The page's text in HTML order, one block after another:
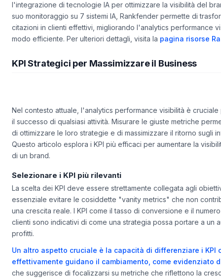
l'integrazione di tecnologie IA per ottimizzare la visibilità del
suo monitoraggio su 7 sistemi IA, Rankfender permette di
citazioni in clienti effettivi, migliorando l'analytics performance
modo efficiente. Per ulteriori dettagli, visita la pagina risorse
KPI Strategici per Massimizzare il Business
Nel contesto attuale, l'analytics performance visibilità è
il successo di qualsiasi attività. Misurare le giuste metriche
di ottimizzare le loro strategie e di massimizzare il ritorno sugli
Questo articolo esplora i KPI più efficaci per aumentare la
Selezionare i KPI più rilevanti
La scelta dei KPI deve essere strettamente collegata agli
essenziale evitare le cosiddette "vanity metrics" che non
una crescita reale. I KPI come il tasso di conversione e il
clienti sono indicativi di come una strategia possa portare a un
Un altro aspetto cruciale è la capacità di differenziare i KPI
effettivamente guidano il cambiamento, come evidenziato